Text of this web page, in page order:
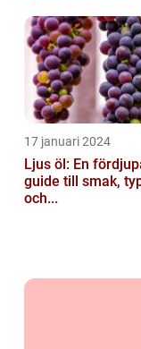
17 januari 2024
Ljus öl: En
guide till smak,
och...